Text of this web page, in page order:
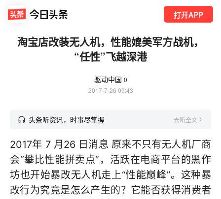
打开APP
淘宝店改装无人机，性能媲美军方战机，
“任性”飞越深港
驱动中国 0
2017-7-26 09:43
头条听资讯，时事尽掌握 去听全文
2017年 7 月26 日消息 原来不只有无人机厂商
会“攀比性能拼卖点”，活跃在电商平台的黑作
坊也开始暴改无人机走上“性能巅峰”。这种暴
改行为究竟是怎么产生的？它能否获得消费者